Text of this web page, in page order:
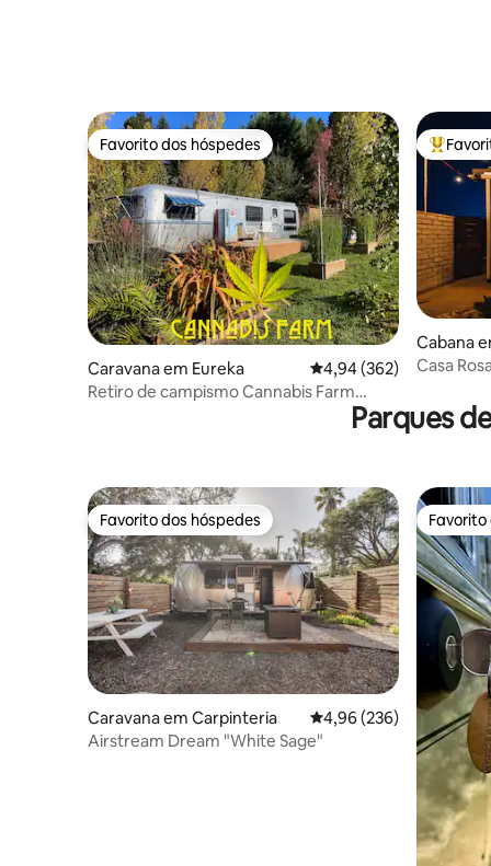
Favorito dos hóspedes
Favorito dos hóspedes
Caravana em Eureka Classificação média de
4,94 (362)
Retiro de campismo Cannabis Farm
Airstream - Banheira de hidromassagem
Cabana
Casa
Parques
Favorito dos hóspedes
Favorito dos hóspedes
Caravana em Carpinteria Classificação média de
4,96 (236)
Airstream Dream "White Sage"
Favorito
Favorito